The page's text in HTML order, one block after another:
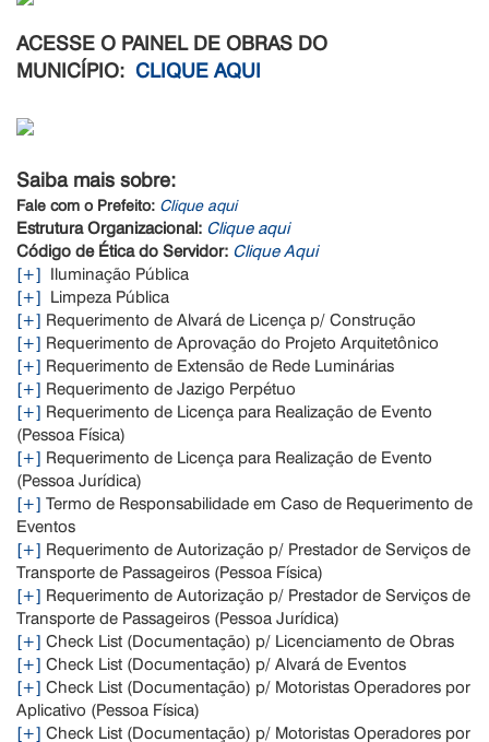
ACESSE O PAINEL DE OBRAS DO
MUNICÍPIO: CLIQUE AQUI
Saiba mais sobre:
Fale com o Prefeito: Clique aqui
Estrutura Organizacional: Clique aqui
Código de Ética do Servidor: Clique Aqui
[+] Iluminação Pública
[+] Limpeza Pública
[+] Requerimento de Alvará de Licença p/ Construção
[+] Requerimento de Aprovação do Projeto Arquitetônico
[+] Requerimento de Extensão de Rede Luminárias
[+] Requerimento de Jazigo Perpétuo
[+] Requerimento de Licença para Realização de Evento
(Pessoa Física)
[+] Requerimento de Licença para Realização de Evento
(Pessoa Jurídica)
[+] Termo de Responsabilidade em Caso de Requerimento de
Eventos
[+] Requerimento de Autorização p/ Prestador de Serviços de
Transporte de Passageiros (Pessoa Física)
[+] Requerimento de Autorização p/ Prestador de Serviços de
Transporte de Passageiros (Pessoa Jurídica)
[+] Check List (Documentação) p/ Licenciamento de Obras
[+] Check List (Documentação) p/ Alvará de Eventos
[+] Check List (Documentação) p/ Motoristas Operadores por
Aplicativo (Pessoa Física)
[+] Check List (Documentação) p/ Motoristas Operadores por